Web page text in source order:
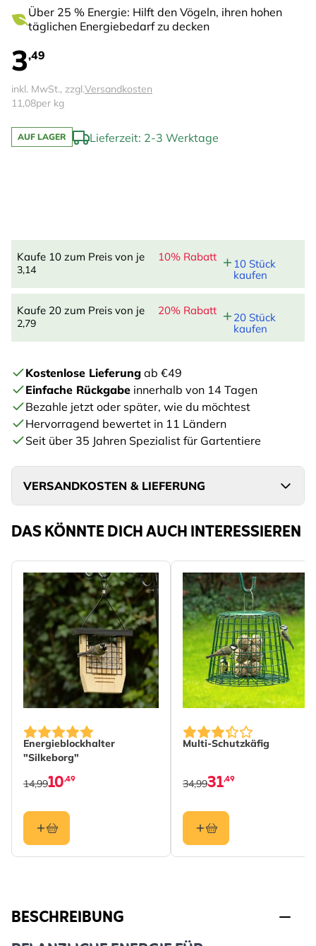
Über 25 % Energie: Hilft den Vögeln, ihren hohen
täglichen Energiebedarf zu decken
3,49
inkl. MwSt., zzgl.Versandkosten
11,08per kg
AUF LAGER Lieferzeit: 2-3 Werktage
Kaufe 10 zum Preis von je
3,14
10% Rabatt
10 Stück
kaufen
Kaufe 20 zum Preis von je
2,79
20% Rabatt
20 Stück
kaufen
Kostenlose Lieferung ab €49
Einfache Rückgabe innerhalb von 14 Tagen
Bezahle jetzt oder später, wie du möchtest
Hervorragend bewertet in 11 Ländern
Seit über 35 Jahren Spezialist für Gartentiere
VERSANDKOSTEN & LIEFERUNG
DAS KÖNNTE DICH AUCH INTERESSIEREN
Energieblockhalter
"Silkeborg"
10,49
14,99
Multi-Schutzkäfig
31,49
34,99
BESCHREIBUNG